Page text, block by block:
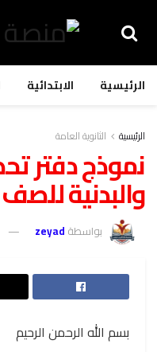
الرئيسية الابتدائية
الرئيسية الثانوية العامة
نموذج دفتر
والبدنية
بواسطة zeyad
بسم الله الرحمن الرحيم